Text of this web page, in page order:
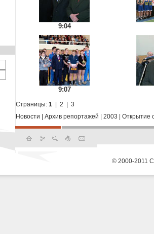
9:04
9:07
Страницы: 1 | 2 | 3
Новости
Архив репортажей 2003 Открытие
© 2000-2011